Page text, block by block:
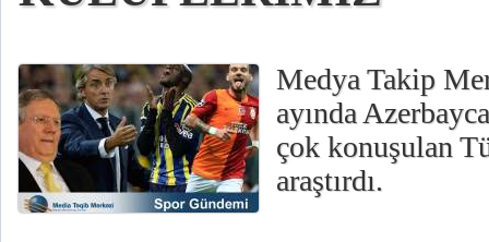
Medya Takip
ayında
çok konuşulan
araştırdı.